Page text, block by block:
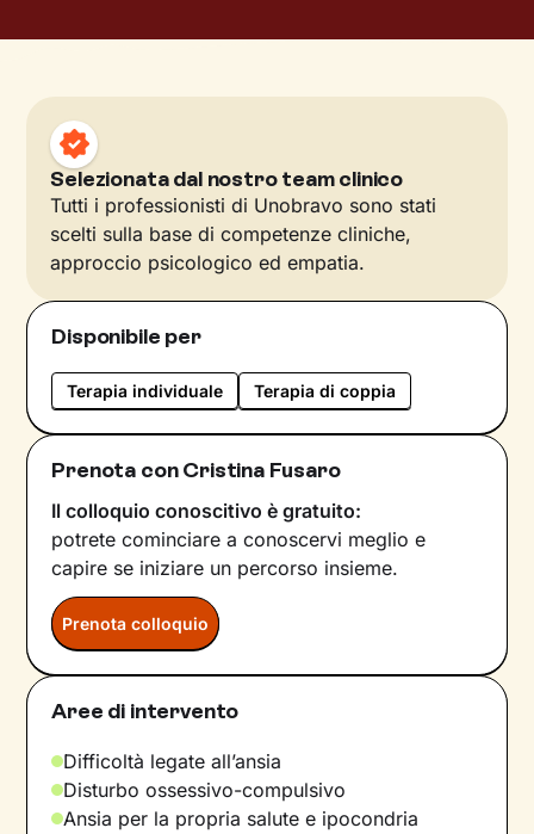
Selezionata dal nostro team clinico
Tutti i professionisti di Unobravo sono stati
scelti sulla base di competenze cliniche,
approccio psicologico ed empatia.
Disponibile per
Terapia individuale Terapia di coppia
Prenota con Cristina Fusaro
Il colloquio conoscitivo è gratuito:
potrete cominciare a conoscervi meglio e
capire se iniziare un percorso insieme.
Prenota colloquio
Aree di intervento
Difficoltà legate all’ansia
Disturbo ossessivo-compulsivo
Ansia per la propria salute e ipocondria